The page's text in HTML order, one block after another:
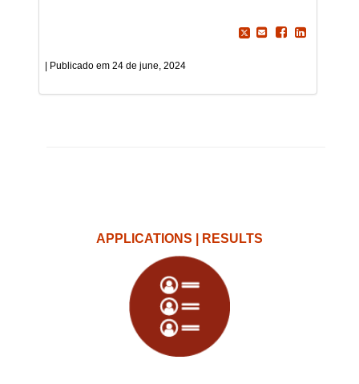
24 de june, 2024
APPLICATIONS | RESULTS